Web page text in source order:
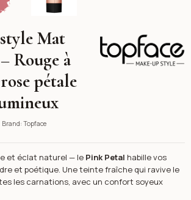
Mat
Rouge à
pétale
Brand: Topface
et éclat naturel — le Pink Petal habille vos
et poétique. Une teinte fraîche qui ravive le
les carnations, avec un confort soyeux